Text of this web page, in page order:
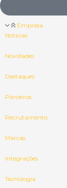
Empresa
Notícias
Novidades
Destaques
Parceiros
Recrutamento
Marcas
Integrações
Tecnologia